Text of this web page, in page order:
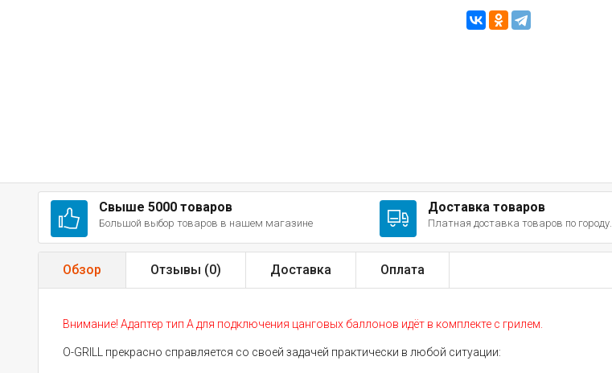
Свыше 5000 товаров
Большой выбор товаров в нашем магазине
Доставка товаров
Платная доставка товаров по городу.
Обзор Отзывы (0) Доставка Оплата
Внимание! Адаптер тип А для подключения цанговых баллонов идёт в комплекте с грилем.
O-GRILL прекрасно справляется со своей задачей практически в любой ситуации: